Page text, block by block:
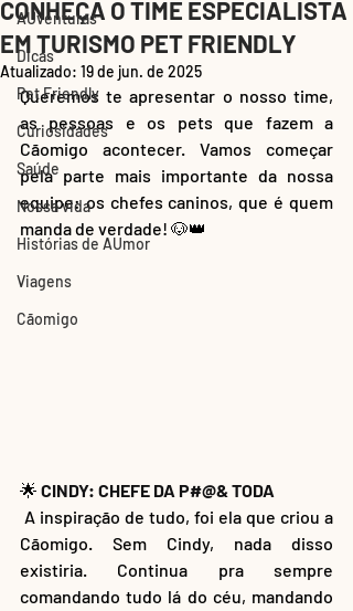
AUventuras
Dicas
Pet Friendly
Curiosidades
Saúde
Nossa vida
Histórias de AUmor
Viagens
Cãomigo
CONHEÇA O TIME ESPECIALISTA
EM TURISMO PET FRIENDLY
Atualizado: 19 de jun. de 2025
Queremos te apresentar o nosso time,
as pessoas e os pets que fazem a
Cãomigo acontecer. Vamos começar
pela parte mais importante da nossa
equipe: os chefes caninos, que é quem
manda de verdade! 🐶👑
🌟 CINDY: CHEFE DA P#@& TODA
Cãomigo. Sem Cindy, nada disso
existiria. Continua pra sempre
comandando tudo lá do céu, mandando